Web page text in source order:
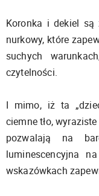
Koronka i dekiel są
nurkowy, które
suchych
czytelności.
I mimo, iż ta
ciemne tło,
pozwalają na
luminescencyjna
wskazówkach